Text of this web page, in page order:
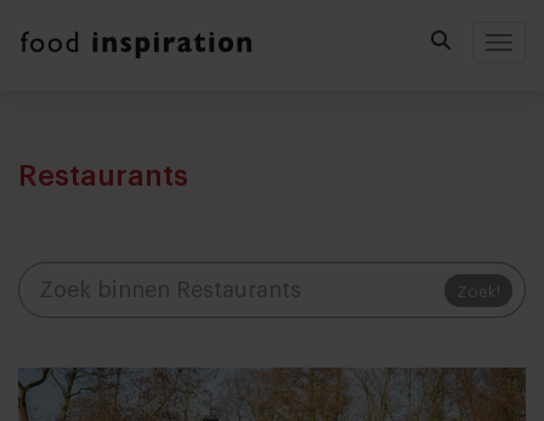
Restaurants
Zoek!